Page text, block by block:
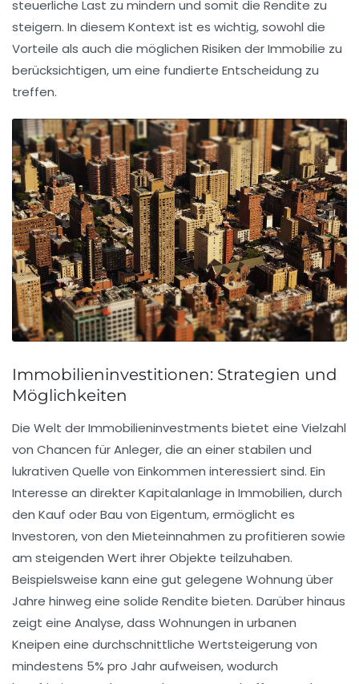
steuerliche Last zu mindern und somit die Rendite zu
steigern. In diesem Kontext ist es wichtig, sowohl die
Vorteile als auch die möglichen Risiken der Immobilie zu
berücksichtigen, um eine fundierte Entscheidung zu
treffen.
Immobilieninvestitionen: Strategien und
Möglichkeiten
Die Welt derImmobilieninvestments bietet eine Vielzahl
von Chancen für Anleger, die an einer stabilen und
lukrativen Quelle von Einkommen interessiert sind. Ein
Interesse an direkterKapitalanlage in Immobilien, durch
den Kauf oder Bau von Eigentum, ermöglicht es
Investoren, von den Mieteinnahmen zu profitieren sowie
am steigenden Wert ihrer Objekte teilzuhaben.
Beispielsweise kann eine gut gelegene Wohnung über
Jahre hinweg eine solide Rendite bieten. Darüber hinaus
zeigt eine Analyse, dass Wohnungen in urbanen
Kneipen eine durchschnittliche Wertsteigerung von
mindestens 5% pro Jahr aufweisen, wodurch